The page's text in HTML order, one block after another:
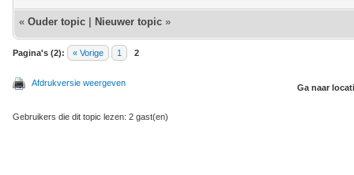
« Ouder topic Nieuwer topic »
Pagina's (2): « Vorige 1 2
Afdrukversie weergeven Ga naar
Gebruikers die dit topic lezen: 2 gast(en)